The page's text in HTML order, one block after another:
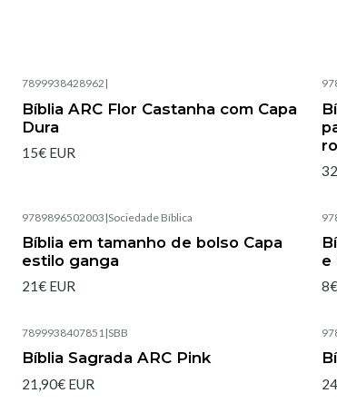
7899938428962 |
Bíblia ARC Flor Castanha com Capa
Dura
15€ EUR
9789896502003 |Sociedade Bíblica
Bíblia em tamanho de bolso Capa
estilo ganga
21€ EUR
e
7899938407851|SBB
Bíblia Sagrada ARC Pink
21,90€ EUR